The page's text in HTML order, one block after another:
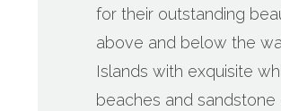
for their outstanding
above and below the
Islands with exquisite
beaches and sandstone